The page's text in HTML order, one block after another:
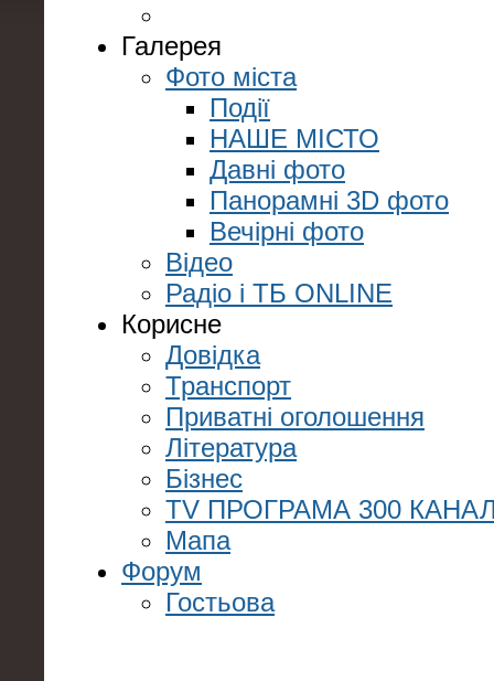
Галерея
Фото міста
Події
НАШЕ МІСТО
Давні фото
Панорамні 3D фото
Вечірні фото
Відео
Радіо і ТБ ONLINE
Корисне
Довідка
Транспорт
Приватні оголошення
Література
Бізнес
TV ПРОГРАМА 300
Мапа
Форум
Гостьова